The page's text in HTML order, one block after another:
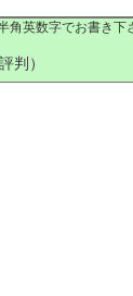
角英数字でお書き下
判）